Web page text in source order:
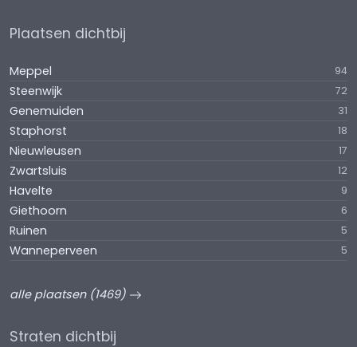
Plaatsen dichtbij
Meppel 94
Steenwijk 72
Genemuiden 31
Staphorst 18
Nieuwleusen 17
Zwartsluis 12
Havelte 9
Giethoorn 6
Ruinen 5
Wanneperveen 5
alle plaatsen (1469)
Straten dichtbij